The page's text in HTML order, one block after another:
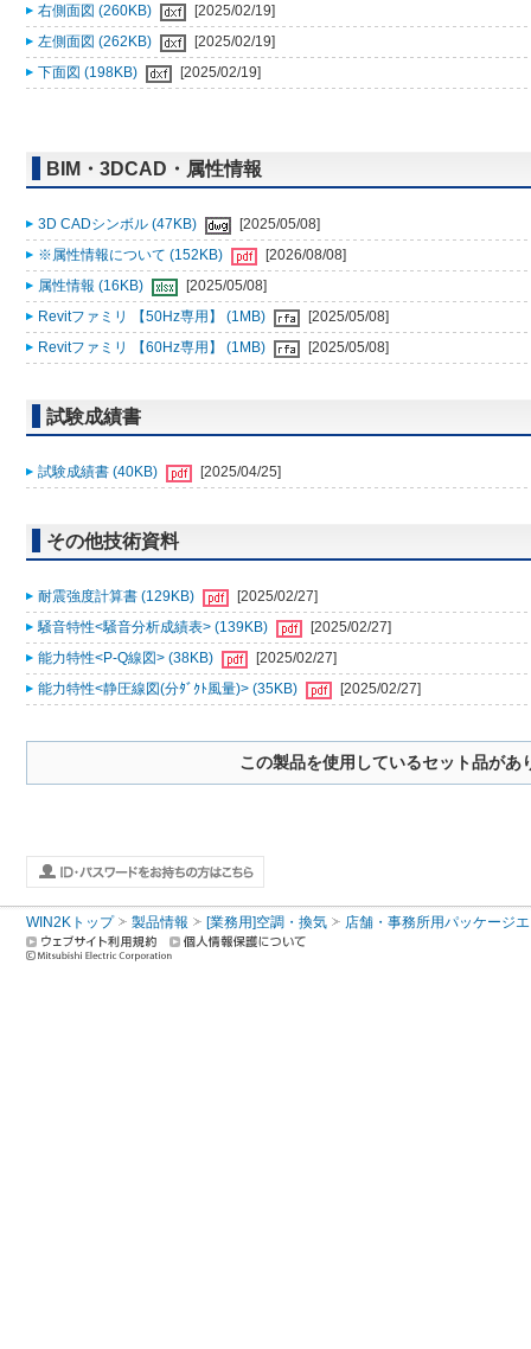
右側面図 (260KB)
[2025/02/19]
左側面図 (262KB)
[2025/02/19]
下面図 (198KB)
[2025/02/19]
BIM・3DCAD・属性情報
3D CADシンボル (47KB)
[2025/05/08]
※属性情報について (152KB)
[2026/08/08]
属性情報 (16KB)
[2025/05/08]
Revitファミリ 【50Hz専用】 (1MB)
[2025/05/08]
Revitファミリ 【60Hz専用】 (1MB)
[2025/05/08]
試験成績書
試験成績書 (40KB) [2025/04/25]
その他技術資料
耐震強度計算書 (129KB)
[2025/02/27]
騒音特性<騒音分析成績表> (139KB)
[2025/02/27]
能力特性<P-Q線図> (38KB)
[2025/02/27]
能力特性<静圧線図(分ﾀﾞｸﾄ風量)> (35KB)
[2025/02/27]
この製品を使用しているセット品があ
WIN2Kトップ 製品情報 [業務用]空調・換気 店舗・事務所用パッケージ